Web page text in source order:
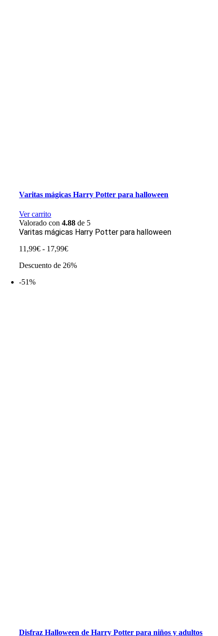
Varitas mágicas Harry Potter para halloween
Ver carrito
Valorado con4.88 de 5
Varitas mágicas Harry Potter para halloween
11,99€ - 17,99€Rango
precios:
Descuento de 26%
-51%
Disfraz Halloween de Harry Potter para niños y adultos